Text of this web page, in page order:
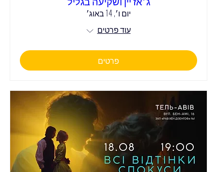
יום ו׳, 14 באוג׳
עוד פרטים
פרטים